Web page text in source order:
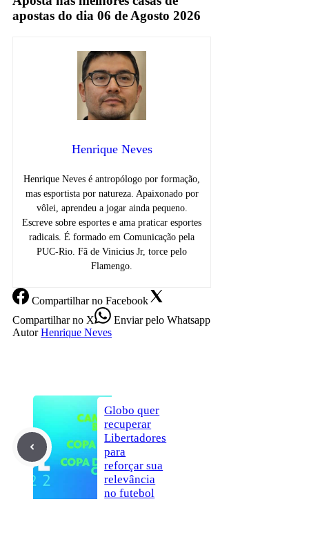
apostas do dia 06 de Agosto 2026
Henrique Neves
Henrique Neves é antropólogo por formação,
mas esportista por natureza. Apaixonado por
vôlei, aprendeu a jogar ainda pequeno.
Escreve sobre esportes e ama praticar esportes
radicais. É formado em Comunicação pela
PUC-Rio. Fã de Vinicius Jr, torce pelo
Flamengo.
Compartilharno Facebook
Compartilharno X Enviarpelo Whatsapp
Autor Henrique Neves
Globo quer
recuperar
Libertadores
para
reforçar sua
relevância
no futebol